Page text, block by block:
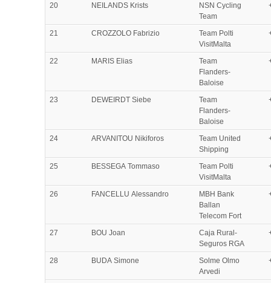
20 NEILANDS Krists
NSN Cycling
Team
21 CROZZOLO Fabrizio
Team Polti
VisitMalta
22 MARIS Elias
Team
Flanders-
Baloise
23 DEWEIRDT Siebe
Team
Flanders-
Baloise
24 ARVANITOU Nikiforos
Team United
Shipping
25 BESSEGA Tommaso
Team Polti
VisitMalta
26 FANCELLU Alessandro
MBH Bank
Ballan
Telecom Fort
27 BOU Joan
Caja Rural-
Seguros RGA
28 BUDA Simone
Solme Olmo
Arvedi